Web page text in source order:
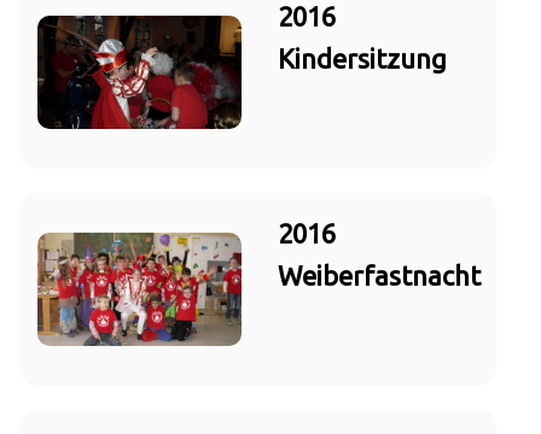
2016
Kindersitzung
2016
Weiberfastnacht